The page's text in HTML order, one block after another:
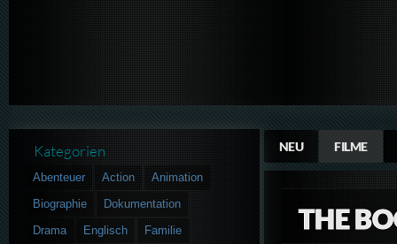
NEU FILME
THE
Kategorien
Abenteuer Action
Animation
Biographie
Dokumentation
Drama
Englisch
Familie